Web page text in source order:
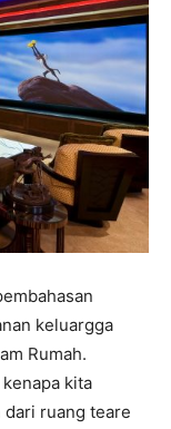
keluargga
Rumah.
kita
dari ruang teare